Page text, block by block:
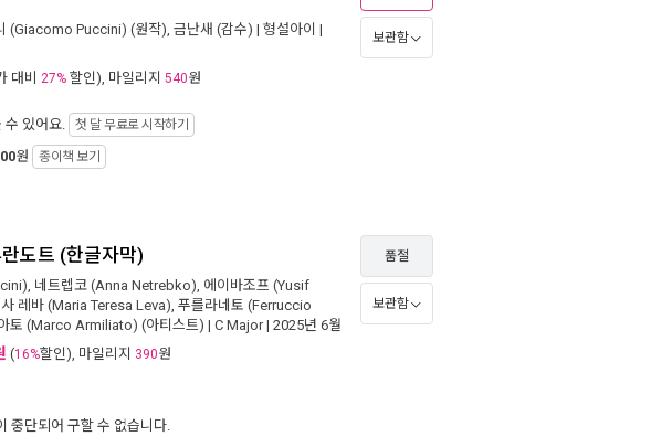
(Giacomo Puccini) (원작), 금난새 (감수) | 형설아이 |
대비 27% 할인), 마일리지 540원
수 있어요. 첫 달 무료로 시작하기
원 종이책 보기
보관함
도트 (한글자막)
, 네트렙코 (Anna Netrebko), 에이바조프 (Yusif
레바 (Maria Teresa Leva), 푸를라네토 (Ferruccio
토 (Marco Armiliato) (아티스트) | C Major| 2025년 6월
(16%할인), 마일리지 390원
중단되어 구할 수 없습니다.
품절
보관함